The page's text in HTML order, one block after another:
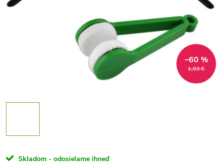
1,93 €
–60 %
Skladom - odosielame ihneď